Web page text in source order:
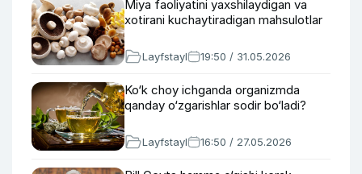
Miya faoliyatini yaxshilaydigan va
xotirani kuchaytiradigan mahsulotlar
Layfstayl 19:50 / 31.05.2026
Ko‘k choy ichganda organizmda
qanday o‘zgarishlar sodir bo‘ladi?
Layfstayl 16:50 / 27.05.2026